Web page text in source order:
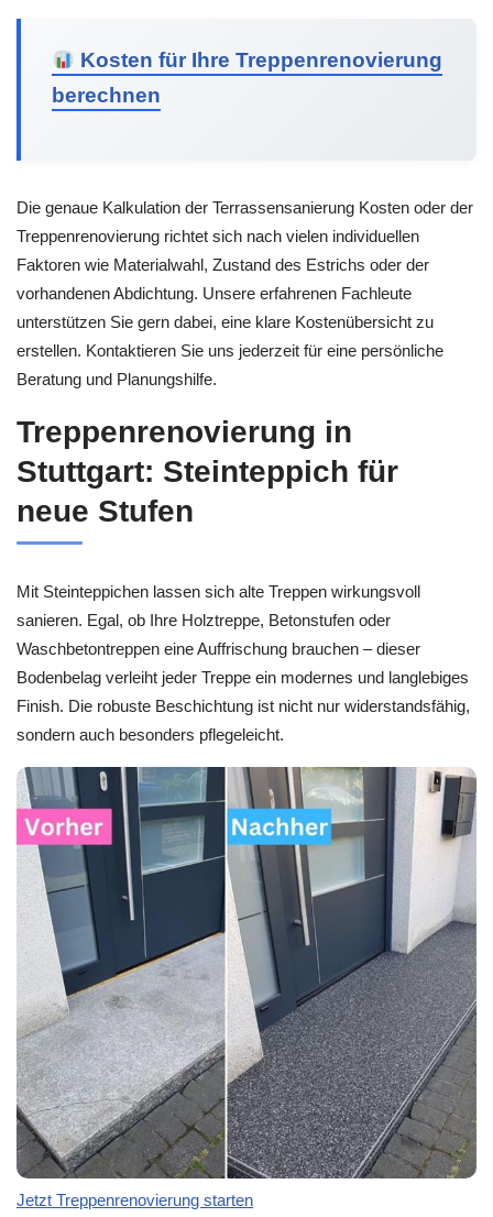
Kosten für Ihre Treppenrenovierung
berechnen
Die genaue Kalkulation der Terrassensanierung Kosten oder der
Treppenrenovierung richtet sich nach vielen individuellen
Faktoren wie Materialwahl, Zustand des Estrichs oder der
vorhandenen Abdichtung. Unsere erfahrenen Fachleute
unterstützen Sie gern dabei, eine klare Kostenübersicht zu
erstellen. Kontaktieren Sie uns jederzeit für eine persönliche
Beratung und Planungshilfe.
Treppenrenovierung in
Stuttgart: Steinteppich für
neue Stufen
Mit Steinteppichen lassen sich alte Treppen wirkungsvoll
sanieren. Egal, ob Ihre Holztreppe, Betonstufen oder
Waschbetontreppen eine Auffrischung brauchen – dieser
Bodenbelag verleiht jeder Treppe ein modernes und langlebiges
Finish. Die robuste Beschichtung ist nicht nur widerstandsfähig,
sondern auch besonders pflegeleicht.
Jetzt Treppenrenovierung starten